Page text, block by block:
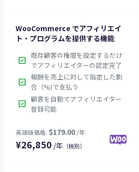
英語版価格: €79.00
WooCommerce でアフィリエイ
ト・プログラムを提供する機能
check_box 既存顧客の権限を設定するだけ
でアフィリエイターの認定完了
check_box 報酬を売上に対して指定した割
合（%)で支払う
check_box 顧客を自動でアフィリエイター
登録可能
¥26,850 /年 （税別）